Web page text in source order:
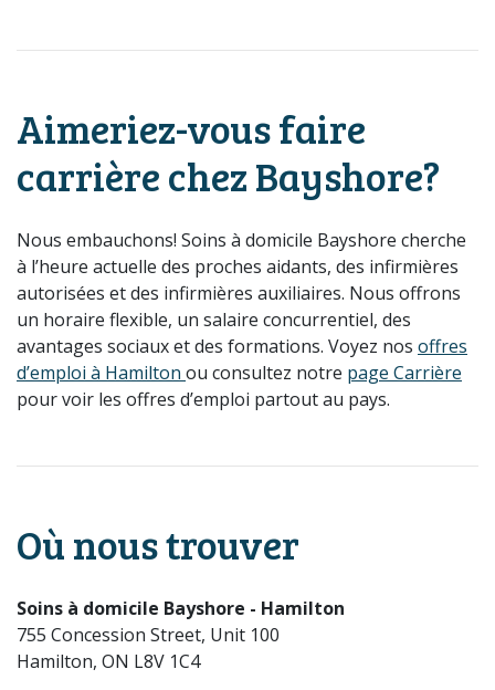
Aimeriez-vous faire
carrière chez Bayshore?
Nous embauchons! Soins à domicile Bayshore cherche
à l’heure actuelle des proches aidants, des infirmières
autorisées et des infirmières auxiliaires. Nous offrons
un horaire flexible, un salaire concurrentiel, des
avantages sociaux et des formations. Voyez nos offres
d’emploi à Hamilton ou consultez notre page Carrière
pour voir les offres d’emploi partout au pays.
Où nous trouver
Soins à domicile Bayshore - Hamilton
755 Concession Street, Unit 100
Hamilton, ON L8V 1C4